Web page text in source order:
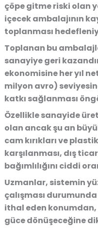
çöpe gitme riski olan
içecek ambalajının
toplanması
Toplanan bu
sanayiye geri
ekonomisine her yıl
milyon avro)
katkı sağlanması
Özellikle sanayide
olan ancak şu an
cam kırıkları ve
karşılanması, dış
bağımlılığını ciddi
Uzmanlar, sistemin
çalışması
ithal eden
güce dönüşeceğine